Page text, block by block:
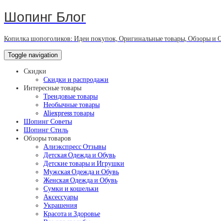
Шопинг Блог
Копилка шопоголиков: Идеи покупок, Оригинальные товары, Обзоры и
Toggle navigation
Скидки
Скидки и распродажи
Интересные товары
Трендовые товары
Необычные товары
Aliexpress товары
Шопинг Советы
Шопинг Стиль
Обзоры товаров
Алиэкспресс Отзывы
Детская Одежда и Обувь
Детские товары и Игрушки
Мужская Одежда и Обувь
Женская Одежда и Обувь
Сумки и кошельки
Аксессуары
Украшения
Красота и Здоровье